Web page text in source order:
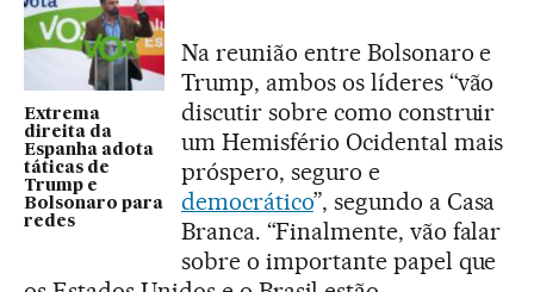
Extrema
direita da
Espanha adota
táticas de
Trump e
Bolsonaro para
redes
Na reunião entre Bolsonaro e
Trump, ambos os líderes “vão
discutir sobre como construir
um Hemisfério Ocidental mais
próspero, seguro e
democrático”, segundo a Casa
Branca. “Finalmente, vão falar
sobre o importante papel que